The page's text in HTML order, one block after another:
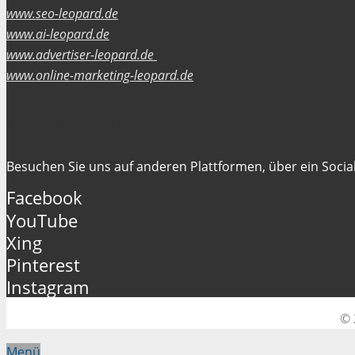
www.seo-leopard.de
www.ai-leopard.de
www.advertiser-leopard.de
www.online-marketing-leopard.de
Besuchen Sie uns auf anderen Plattformen, über ein
Facebook
YouTube
Xing
Pinterest
Instagram
©